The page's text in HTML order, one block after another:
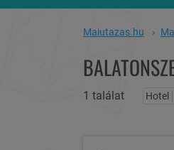
Maiutazas.hu
1 találat Hotel